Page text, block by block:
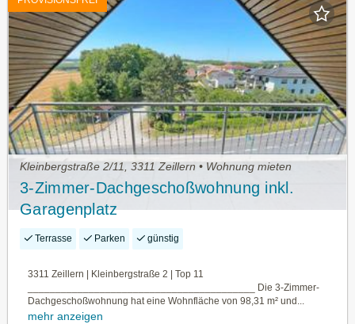
Kleinbergstraße 2/11, 3311 Zeillern • Wohnung mieten
3-Zimmer-Dachgeschoßwohnung inkl.
Garagenplatz
Terrasse Parken günstig
3311 Zeillern | Kleinbergstraße 2 | Top 11
_________________________________________ Die 3-Zimmer-
Dachgeschoßwohnung hat eine Wohnfläche von 98,31 m² und...
mehr anzeigen